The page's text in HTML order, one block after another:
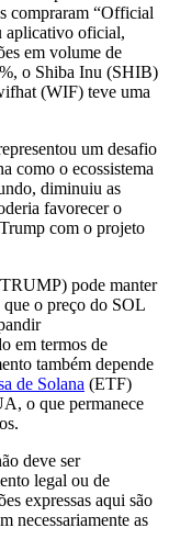
compraram “Official
aplicativo oficial,
em volume de
o Shiba Inu (SHIB)
(WIF) teve uma
um desafio
como o ecossistema
diminuiu as
favorecer o
com o projeto
pode manter
o preço do SOL
em termos de
também depende
de Solana (ETF)
o que permanece
deve ser
legal ou de
expressas aqui são
necessariamente as